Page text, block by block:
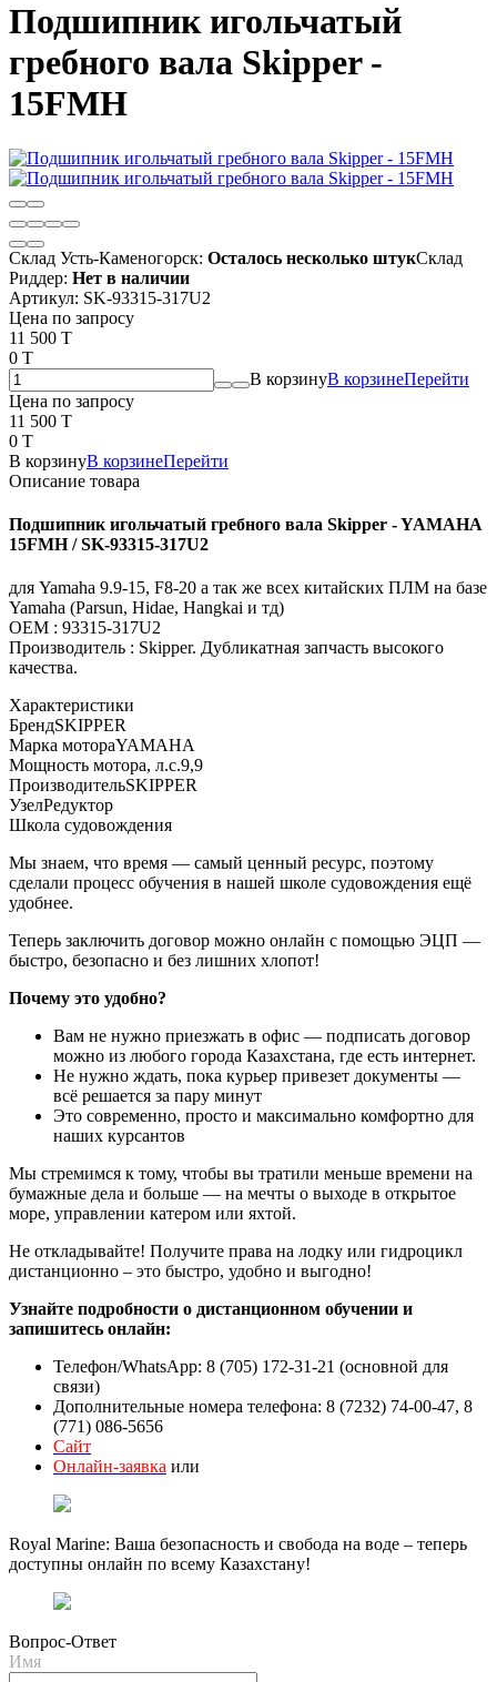
Подшипник игольчатый
гребного вала Skipper -
15FMH
Склад Усть-Каменогорск: Осталось несколько штукСклад
Риддер: Нет в наличии
Артикул: SK-93315-317U2
Цена по запросу
11 500 T
0 T
В корзинуВ корзинеПерейти
Цена по запросу
11 500 T
0 T
В корзинуВ корзинеПерейти
Описание товара
Подшипник игольчатый гребного вала Skipper - YAMAHA
15FMH / SK-93315-317U2
для Yamaha 9.9-15, F8-20 а так же всех китайских ПЛМ на базе
Yamaha (Parsun, Hidae, Hangkai и тд)
OEM : 93315-317U2
Производитель : Skipper. Дубликатная запчасть высокого
качества.
Характеристики
БрендSKIPPER
Марка мотораYAMAHA
Мощность мотора, л.с.9,9
ПроизводительSKIPPER
УзелРедуктор
Школа судовождения
Мы знаем, что время — самый ценный ресурс, поэтому
сделали процесс обучения в нашей школе судовождения ещё
удобнее.
Теперь заключить договор можно онлайн с помощью ЭЦП —
быстро, безопасно и без лишних хлопот!
Почему это удобно?
Вам не нужно приезжать в офис — подписать договор
можно из любого города Казахстана, где есть интернет.
Не нужно ждать, пока курьер привезет документы —
всё решается за пару минут
Это современно, просто и максимально комфортно для
наших курсантов
Мы стремимся к тому, чтобы вы тратили меньше времени на
бумажные дела и больше — на мечты о выходе в открытое
море, управлении катером или яхтой.
Не откладывайте! Получите права на лодку или гидроцикл
дистанционно – это быстро, удобно и выгодно!
Узнайте подробности о дистанционном обучении и
запишитесь онлайн:
Телефон/WhatsApp: 8 (705) 172-31-21 (основной для
связи)
Дополнительные номера телефона: 8 (7232) 74-00-47, 8
(771) 086-5656
Сайт
Онлайн-заявка или
Royal Marine: Ваша безопасность и свобода на воде – теперь
доступны онлайн по всему Казахстану!
Вопрос-Ответ
Имя